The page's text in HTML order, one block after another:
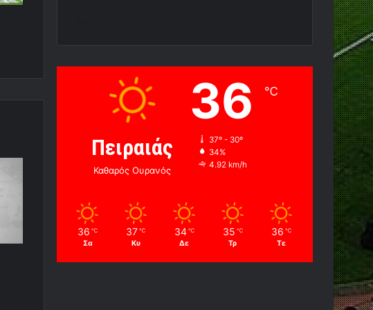
Πειραιάς
Καθαρός Ουρανός
36 ℃
37º - 30º
34%
4.92 km/h
36 ℃
Σα
37 ℃
Κυ
34 ℃
Δε
35 ℃
Τρ
36 ℃
Τε